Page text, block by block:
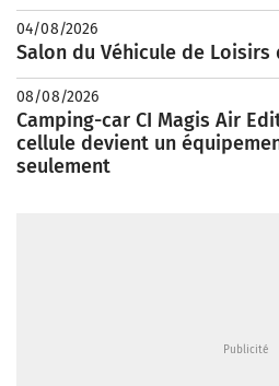
04/08/2026
Salon du Véhicule de
08/08/2026
Camping-car CI Magis Air
cellule devient un
seulement